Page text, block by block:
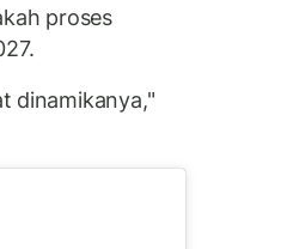
proses
dinamikanya,"